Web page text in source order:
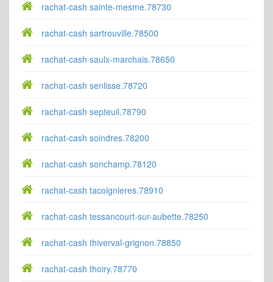
rachat-cash sainte-mesme.78730
rachat-cash sartrouville.78500
rachat-cash saulx-marchais.78650
rachat-cash senlisse.78720
rachat-cash septeuil.78790
rachat-cash soindres.78200
rachat-cash sonchamp.78120
rachat-cash tacoignieres.78910
rachat-cash tessancourt-sur-aubette.78250
rachat-cash thiverval-grignon.78850
rachat-cash thoiry.78770